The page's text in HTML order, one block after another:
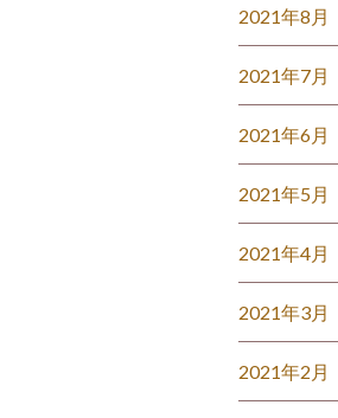
2021年8月
2021年7月
2021年6月
2021年5月
2021年4月
2021年3月
2021年2月